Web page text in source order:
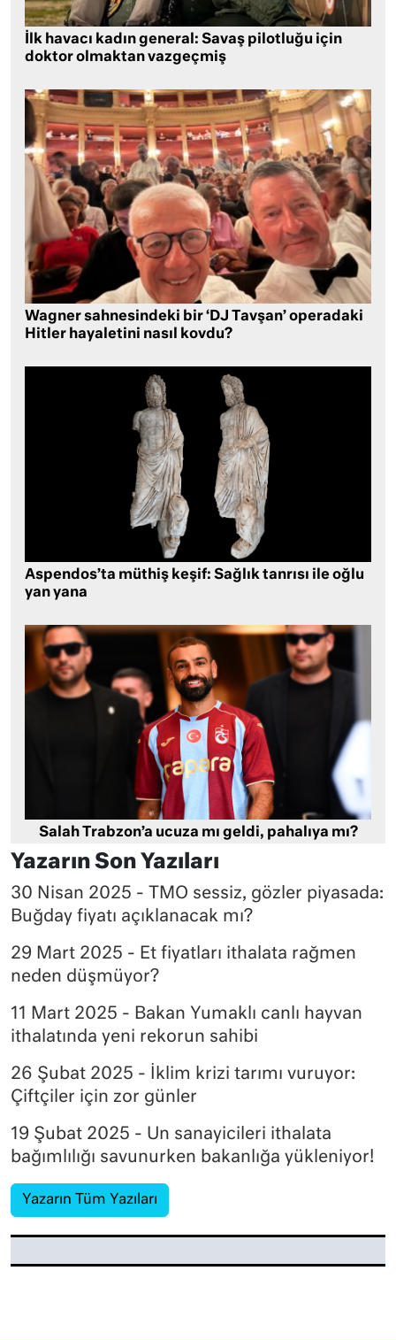
İlk havacı kadın general: Savaş pilotluğu için
doktor olmaktan vazgeçmiş
Wagner sahnesindeki bir ‘DJ Tavşan’ operadaki
Hitler hayaletini nasıl kovdu?
Aspendos’ta müthiş keşif: Sağlık tanrısı ile oğlu
yan yana
Salah Trabzon’a ucuza mı geldi, pahalıya mı?
Yazarın Son Yazıları
30 Nisan 2025 - TMO sessiz, gözler piyasada:
Buğday fiyatı açıklanacak mı?
29 Mart 2025 - Et fiyatları ithalata rağmen
neden düşmüyor?
11 Mart 2025 - Bakan Yumaklı canlı hayvan
ithalatında yeni rekorun sahibi
26 Şubat 2025 - İklim krizi tarımı vuruyor:
Çiftçiler için zor günler
19 Şubat 2025 - Un sanayicileri ithalata
bağımlılığı savunurken bakanlığa yükleniyor!
Yazarın Tüm Yazıları